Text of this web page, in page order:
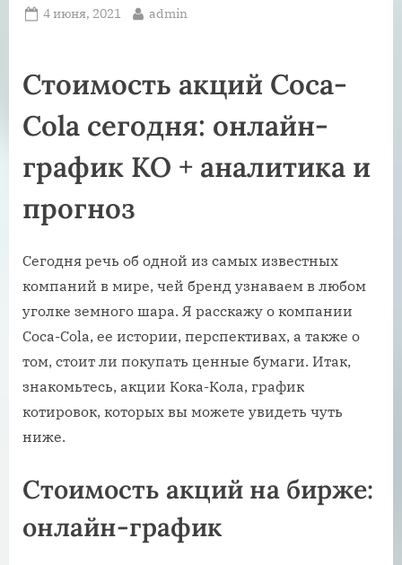
Posted
4 июня, 2021 By
admin
Стоимость акций Coca-
Cola сегодня: онлайн-
график KO + аналитика и
прогноз
Сегодня речь об одной из самых известных
компаний в мире, чей бренд узнаваем в любом
уголке земного шара. Я расскажу о компании
Coca-Cola, ее истории, перспективах, а также о
том, стоит ли покупать ценные бумаги. Итак,
знакомьтесь, акции Кока-Кола, график
котировок, которых вы можете увидеть чуть
ниже.
Стоимость акций на бирже:
онлайн-график